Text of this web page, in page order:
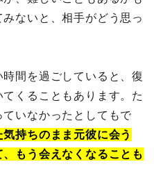
ないと、相手がどう思っ
間を過ごしていると、復
くることもあります。た
いなかったとしてもで
持ちのまま元彼に会う
もう会えなくなることも